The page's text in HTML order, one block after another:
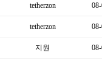
tetherzon
tetherzon
지원